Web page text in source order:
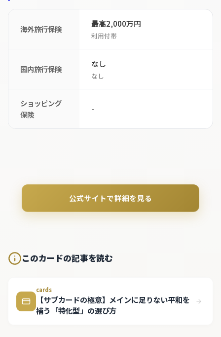
海外旅行保険
最高2,000万円
利用付帯
国内旅行保険
なし
なし
ショッピング
保険
-
公式サイトで詳細を見る
このカードの記事を読む
cards
【サブカードの極意】メインに足りない平和を
補う「特化型」の選び方